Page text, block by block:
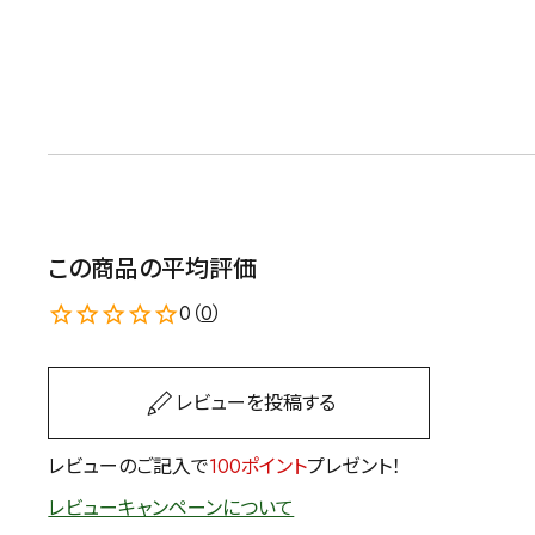
この商品の平均評価
0（0）
レビューを投稿する
レビューのご記入で100ポイントプレゼント！
レビューキャンペーンについて